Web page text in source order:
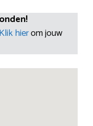
Klik hierom jouw